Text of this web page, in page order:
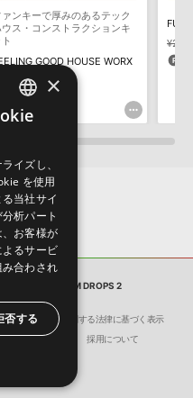
パックに含まれていることを
切の返品・返金はお受け付け致
ァンキーで厚みのあるテック
ス・コンストラクションキ
GOOD HOUSE WORX
90pt
EDM DROPS 2
特定商取引に関する法律に基づく表示
の保護について 採用について
ENGLISH
×
イズし、
を使用
当社サイ
析パート
お客様が
るサービ
合わされ
否する